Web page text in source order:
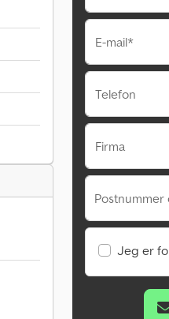
E-mail*
Telefon
Firma
Postnummer
Jeg er